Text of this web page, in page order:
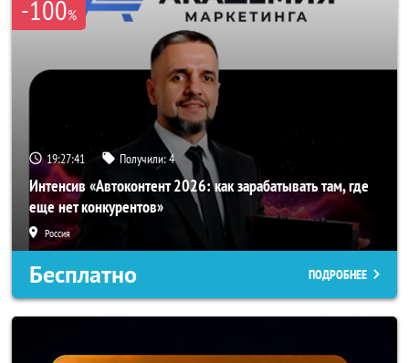
-100%
19:27:38 Получили:4
Интенсив «Автоконтент 2026: как зарабатывать там, где
еще нет конкурентов»
Россия
Бесплатно ПОДРОБНЕЕ